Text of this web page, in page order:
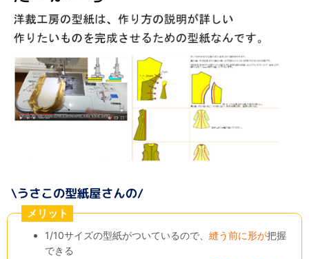
メリット
1/10サイズの型紙がついているので、縫う前に形が把握
できる